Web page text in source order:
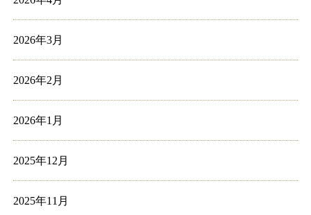
2026年3月
2026年2月
2026年1月
2025年12月
2025年11月